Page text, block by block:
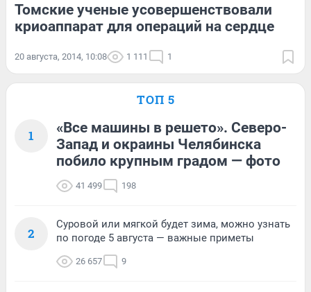
Томские ученые усовершенствовали
криоаппарат для операций на сердце
20 августа, 2014, 10:08 1 111 1
ТОП 5
1
«Все машины в решето». Северо-
Запад и окраины Челябинска
побило крупным градом — фото
41 499 198
2
Суровой или мягкой будет зима, можно узнать
по погоде 5 августа — важные приметы
26 657 9